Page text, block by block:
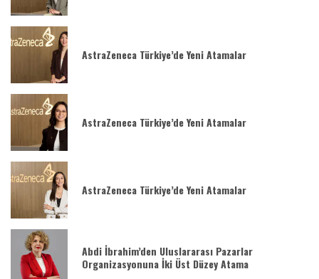
AstraZeneca Türkiye’de Yeni Atamalar
AstraZeneca Türkiye’de Yeni Atamalar
AstraZeneca Türkiye’de Yeni Atamalar
Abdi İbrahim’den Uluslararası Pazarlar
Organizasyonuna İki Üst Düzey Atama